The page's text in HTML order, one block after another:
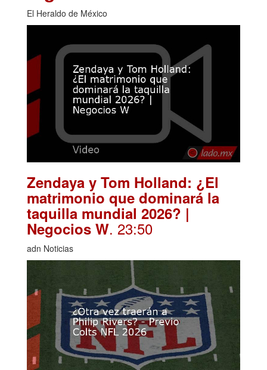
El Heraldo de México
Zendaya y Tom Holland: ¿El
matrimonio que dominará la
taquilla mundial 2026? |
Negocios W. 23:50
adn Noticias